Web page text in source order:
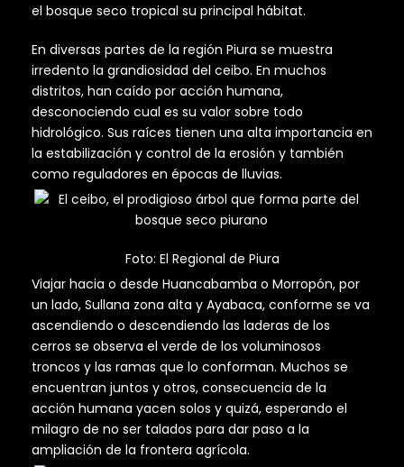
el bosque seco tropical su principal hábitat.
En diversas partes de la región Piura se muestra
irredento la grandiosidad del ceibo. En muchos
distritos, han caído por acción humana,
desconociendo cual es su valor sobre todo
hidrológico. Sus raíces tienen una alta importancia en
la estabilización y control de la erosión y también
como reguladores en épocas de lluvias.
Foto: El Regional de Piura
Viajar hacia o desde Huancabamba o Morropón, por
un lado, Sullana zona alta y Ayabaca, conforme se va
ascendiendo o descendiendo las laderas de los
cerros se observa el verde de los voluminosos
troncos y las ramas que lo conforman. Muchos se
encuentran juntos y otros, consecuencia de la
acción humana yacen solos y quizá, esperando el
milagro de no ser talados para dar paso a la
ampliación de la frontera agrícola.